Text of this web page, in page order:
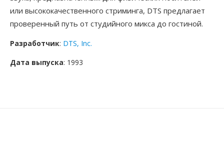
или высококачественного стриминга, DTS предлагает
проверенный путь от студийного микса до гостиной.
Разработчик: DTS, Inc.
Дата выпуска: 1993